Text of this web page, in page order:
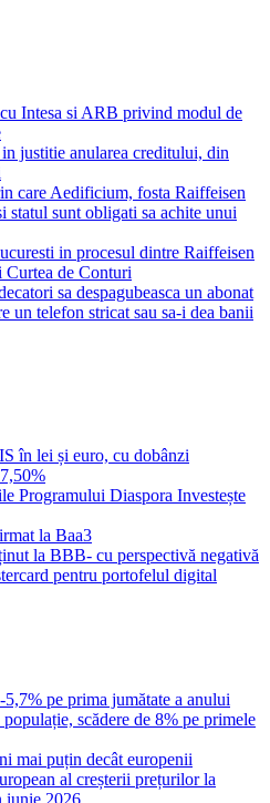
Intesa si ARB privind modul de
justitie anularea creditului, din
care Aedificium, fosta Raiffeisen
statul sunt obligati sa achite unui
in procesul dintre Raiffeisen
Curtea de Conturi
sa despagubeasca un abonat
un telefon stricat sau sa-i dea banii
în lei și euro, cu dobânzi
Programului Diaspora Investește
la Baa3
la BBB- cu perspectivă negativă
pentru portofelul digital
pe prima jumătate a anului
scădere de 8% pe primele
mai puțin decât europenii
al creșterii prețurilor la
iunie 2026